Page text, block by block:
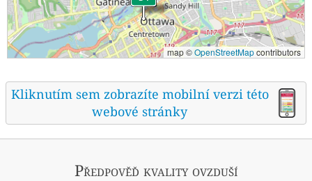
map ©OpenStreetMapcontributors
Kliknutím sem zobrazíte mobilní verzi této
webové stránky
Předpověď kvality ovzduší